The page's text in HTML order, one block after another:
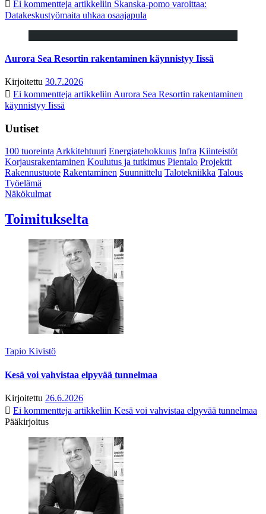
Ei kommentteja artikkeliin Skanska-pomo varoittaa:
Datakeskustyömaita uhkaa osaajapula
Aurora Sea Resortin rakentaminen käynnistyy Iissä
Kirjoitettu 30.7.2026
Ei kommentteja artikkeliin Aurora Sea Resortin rakentaminen
käynnistyy Iissä
Uutiset
100 tuoreintaArkkitehtuuri Energiatehokkuus Infra Kiinteistöt
Korjausrakentaminen Koulutus ja tutkimus Pientalo Projektit
Rakennustuote Rakentaminen Suunnittelu Talotekniikka Talous
Työelämä
Näkökulmat
Toimitukselta
Tapio Kivistö
Kesä voi vahvistaa elpyvää tunnelmaa
Kirjoitettu 26.6.2026
Ei kommentteja artikkeliin Kesä voi vahvistaa elpyvää tunnelmaa
Pääkirjoitus